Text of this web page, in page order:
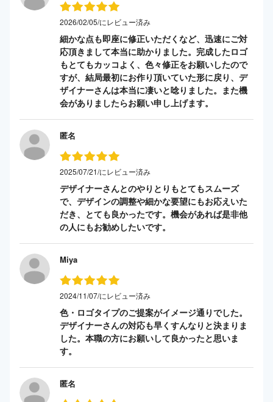
2026/02/05/にレビュー済み
細かな点も即座に修正いただくなど、迅速にご対
応頂きまして本当に助かりました。完成したロゴ
もとてもカッコよく、色々修正をお願いしたので
すが、結局最初にお作り頂いていた形に戻り、デ
ザイナーさんは本当に凄いと唸りました。また機
会がありましたらお願い申し上げます。
匿名
2025/07/21/にレビュー済み
デザイナーさんとのやりとりもとてもスムーズ
で、デザインの調整や細かな要望にもお応えいた
だき、とても良かったです。機会があれば是非他
の人にもお勧めしたいです。
Miya
2024/11/07/にレビュー済み
色・ロゴタイプのご提案がイメージ通りでした。
デザイナーさんの対応も早くすんなりと決まりま
した。本職の方にお願いして良かったと思いま
す。
匿名